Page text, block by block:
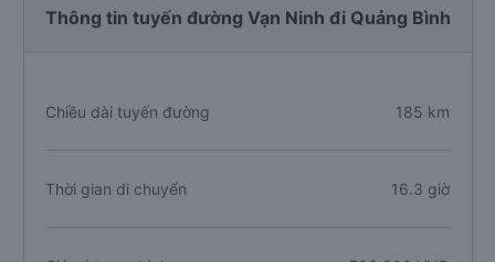
Thông tin tuyến đường Vạn Ninh đi Quảng Bình
Chiều dài tuyến đường 185 km
Thời gian di chuyển 16.3 giờ